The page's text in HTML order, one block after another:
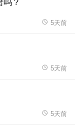
吗？
5天前
5天前
5天前